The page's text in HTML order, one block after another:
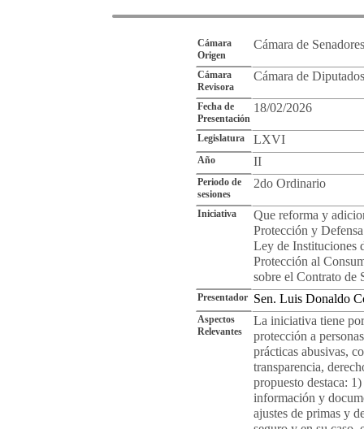
Cámara
Origen
Cámara de Senadores
Cámara
Revisora
Cámara de Diputados
Fecha de
Presentación
18/02/2026
Legislatura LXVI
Año II
Periodo de
sesiones
2do Ordinario
Iniciativa
Que reforma y
Protección y
Ley de Instituciones
Protección al
sobre el Contrato de
Presentador Sen. Luis Donaldo
Aspectos
Relevantes
La iniciativa tiene
protección a
prácticas abusivas,
transparencia,
propuesto destaca:
información y
ajustes de primas y